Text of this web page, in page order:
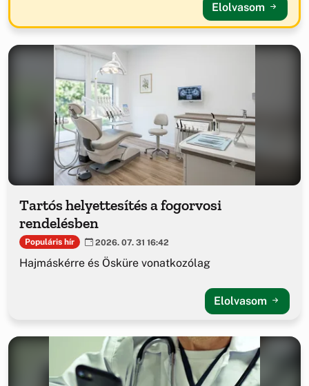
Elolvasom
Tartós helyettesítés a fogorvosi
rendelésben
Populáris hír 2026. 07. 31 16:42
Hajmáskérre és Ösküre vonatkozólag
Elolvasom